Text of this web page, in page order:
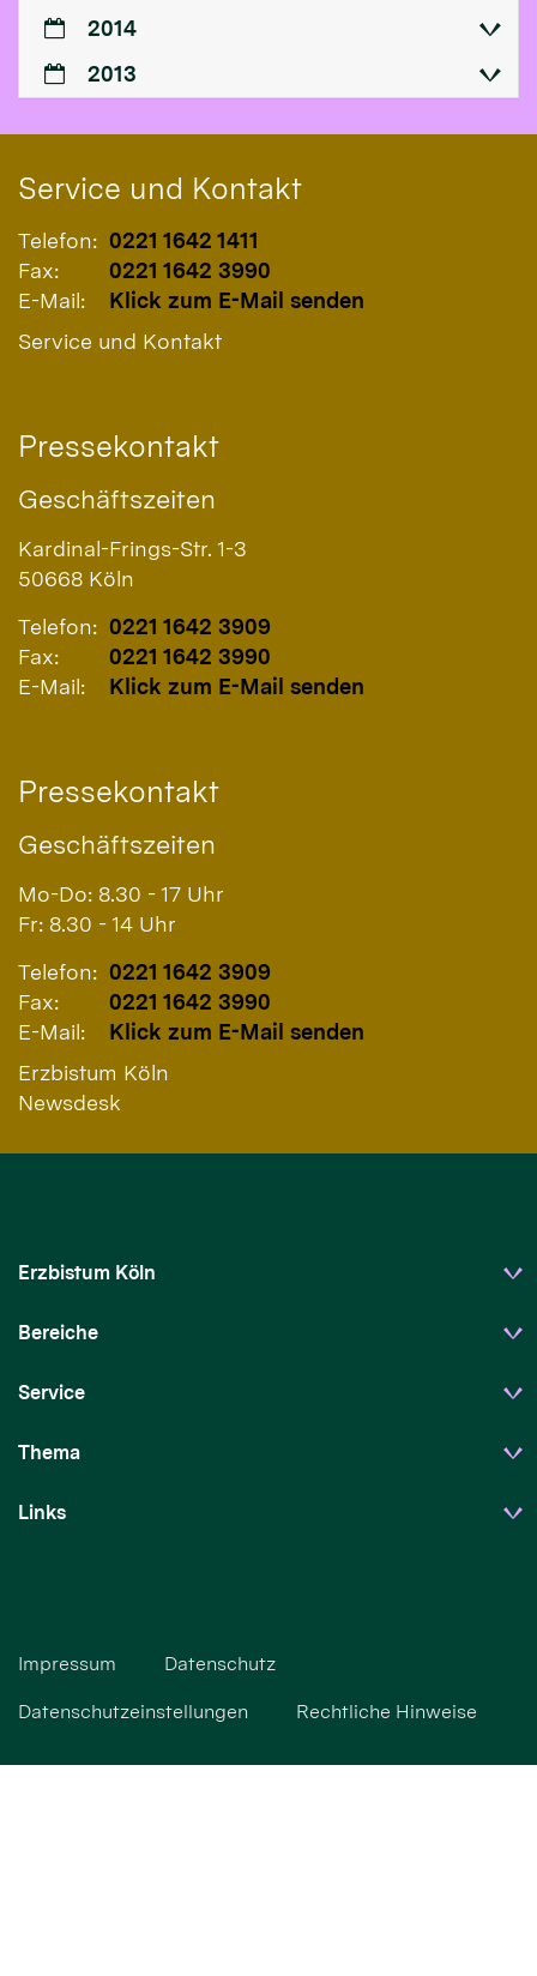
2014
2013
Service und Kontakt
Telefon: 0221 1642 1411
Fax:
0221 1642 3990
E-Mail:
Klick zum E-Mail senden
Service und Kontakt
Pressekontakt
Geschäftszeiten
Kardinal-Frings-Str. 1-3
50668 Köln
Telefon: 0221 1642 3909
Fax:
0221 1642 3990
E-Mail:
Klick zum E-Mail senden
Pressekontakt
Geschäftszeiten
Mo-Do: 8.30 - 17 Uhr
Fr: 8.30 - 14 Uhr
Telefon: 0221 1642 3909
Fax:
0221 1642 3990
E-Mail:
Klick zum E-Mail senden
Erzbistum Köln
Newsdesk
Erzbistum Köln
Bereiche
Service
Thema
Links
Impressum Datenschutz
Datenschutzeinstellungen Rechtliche Hinweise